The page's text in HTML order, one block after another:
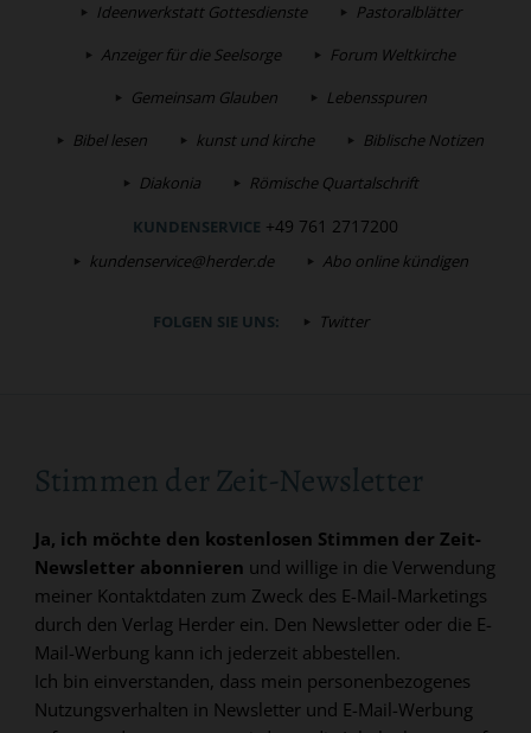
Ideenwerkstatt Gottesdienste
Pastoralblätter
Anzeiger für die Seelsorge
Forum Weltkirche
Gemeinsam Glauben
Lebensspuren
Bibel lesen
kunst und kirche
Biblische Notizen
Diakonia
Römische Quartalschrift
KUNDENSERVICE +49 761 2717200
kundenservice@herder.de Abo online kündigen
FOLGEN SIE UNS: Twitter
Stimmen der Zeit-Newsletter
Ja, ich möchte den kostenlosen Stimmen der Zeit-
Newsletter abonnieren und willige in die Verwendung
meiner Kontaktdaten zum Zweck des E-Mail-Marketings
durch den Verlag Herder ein. Den Newsletter oder die E-
Mail-Werbung kann ich jederzeit abbestellen.
Ich bin einverstanden, dass mein personenbezogenes
Nutzungsverhalten in Newsletter und E-Mail-Werbung